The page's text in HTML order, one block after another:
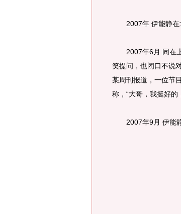
2007年 伊能静在北
2007年6月 同在上
笑提问，也闭口不说
某周刊报道，一位节
称，“大哥，我挺好的
2007年9月 伊能静